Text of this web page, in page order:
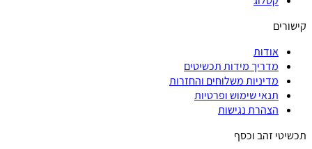
קישורים
אודות
מדריך מידות תכשיטים
מדיניות משלוחים והחזרות
תנאי שימוש ופרטיות
הצהרת נגישות
תכשיטי זהב וכסף